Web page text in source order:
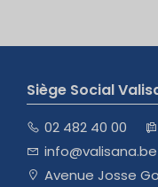
Siège Social
02 482 40 00
info@valisana.be
Avenue Josse